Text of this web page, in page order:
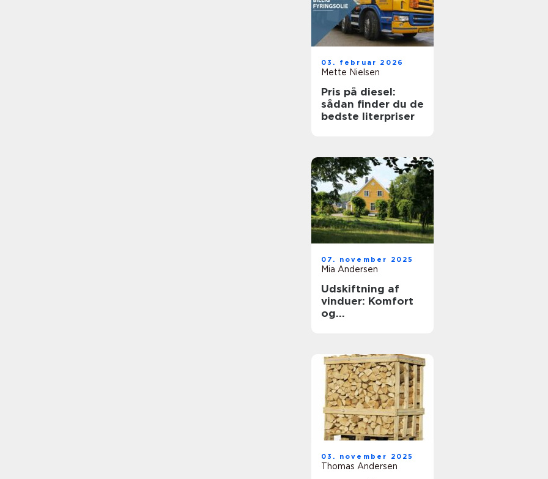
03. februar 2026
Mette Nielsen
Pris på diesel:
sådan finder du de
bedste literpriser
07. november 2025
Mia Andersen
Udskiftning af
vinduer: Komfort
og
03. november 2025
Thomas Andersen